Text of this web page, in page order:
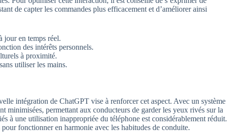
de capter les commandes plus efficacement et d’améliorer ainsi
jour en temps réel.
des intérêts personnels.
à proximité.
utiliser les mains.
intégration de ChatGPT vise à renforcer cet aspect. Avec un système
minimisées, permettant aux conducteurs de garder les yeux rivés sur la
à une utilisation inappropriée du téléphone est considérablement réduit.
fonctionner en harmonie avec les habitudes de conduite.